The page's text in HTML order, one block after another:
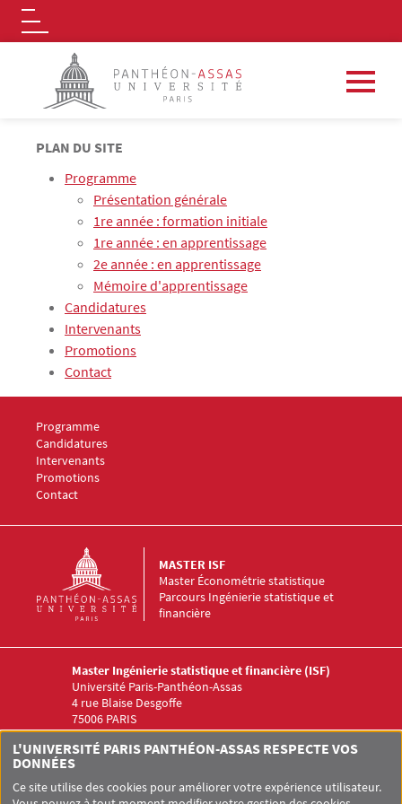
Logo
PLAN DU SITE
Programme
Présentation générale
1re année : formation initiale
1re année : en apprentissage
2e année : en apprentissage
Mémoire d'apprentissage
Candidatures
Intervenants
Promotions
Contact
Menu Footer Master ISF 1
Programme
Menu Footer Master ISF 2
Candidatures
Menu Footer Master ISF 3
Intervenants
Menu Footer Master ISF 4
Promotions
Menu Footer Master ISF 5
Contact
Master Économétrie statistique
Parcours Ingénierie statistique et
financière
MASTER ISF
Master Ingénierie statistique et financière (ISF)
Université Paris-Panthéon-Assas
4 rue Blaise Desgoffe
75006 PARIS
Menu RS Master ISF
L'UNIVERSITÉ PARIS PANTHÉON-ASSAS RESPECTE VOS
DONNÉES
Ce site utilise des cookies pour améliorer votre expérience utilisateur.